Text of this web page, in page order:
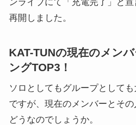
再開しました。
KAT-TUNの現在のメン
ングTOP3！
ソロとしてもグループとして
ですが、現在のメンバーとそ
どうなのでしょうか。